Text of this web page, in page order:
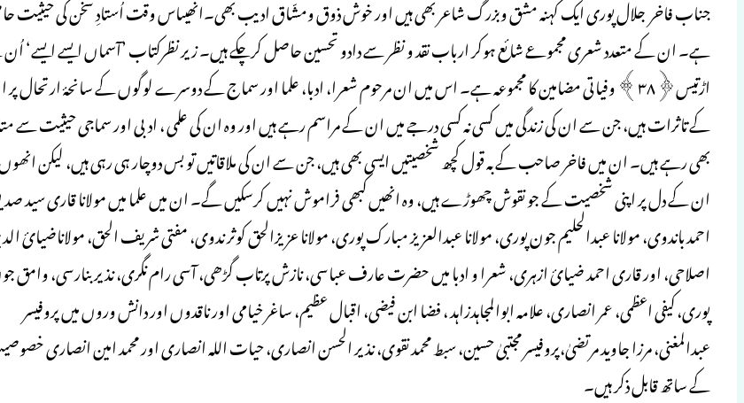
جناب فاخر جلال پوری ایک کہنہ مشق وبزرگ شاعر بھی ہیں اور خوش ذوق ومشّاق ادیب بھی۔انھیںاس وقت اُستادِ سخن کی حیثیت
ہے۔ ان کے متعدد شعری مجموعے شائع ہوکر ارباب نقد و نظر سے دادو تحسین حاصل کرچکے ہیں۔ زیر نظرکتاب ’آسماں ایسے ایسے‘
اڑتیس﴿۳۸﴾ وفیاتی مضامین کا مجموعہ ہے۔ اس میں ان مرحوم شعرا، ادبا، علما اور سماج کے دوسرے لوگوں کے سانحۂ ارتحال
کے تاثرات ہیں، جن سے ان کی زندگی میں کسی نہ کسی درجے میں ان کے مراسم رہے ہیں اور وہ ان کی علمی ، ادبی اور سماجی حیثیت سے
بھی رہے ہیں۔ ان میں فاخر صاحب کے بہ قول کچھ شخصیتیں ایسی بھی ہیں، جن سے ان کی ملاقاتیں تو بس دوچار ہی رہی ہیں، لیکن
ان کے دل پر اپنی شخصیت کے جو نقوش چھوڑے ہیں، وہ انھیں کبھی فراموش نہیں کرسکیں گے۔ ان میں علما میں مولانا قاری سید
احمد باندوی، مولانا عبدالحلیم جون پوری، مولانا عبدالعزیز مبارک پوری، مولانا عزیزالحق کوثر ندوی، مفتی شریف الحق، مولاناضیائ
اصلاحی، اور قاری احمد ضیائ ازہری، شعرا و ادبا میں حضرت عارف عباسی، نازش پرتاب گڑھی، آسی رام نگری، نذیر بنارسی، وامق
پوری، کیفی اعظمی، عمر انصاری، علامہ ابوالمجاہدزاہد ، فضا ابن فیضی، اقبال عظیم، ساغر خیامی اور ناقدوں اور دانش وروں میں پروفیسر
عبدالمغنی، مرزا جاوید مرتضیٰ،پروفیسر مجتبیٰ حسین، سبط محمد نقوی، نذیر الحسن انصاری، حیات اللہ انصاری اور محمد امین انصاری
کے ساتھ قابل ذکر ہیں۔